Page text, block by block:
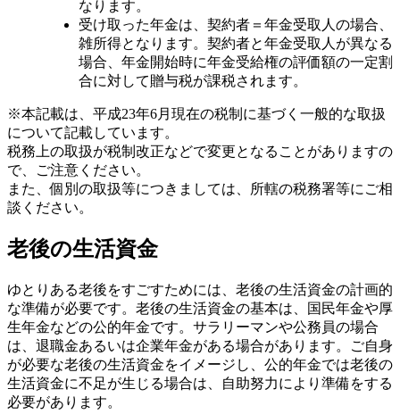
なります。
受け取った年金は、契約者＝年金受取人の場合、
雑所得となります。契約者と年金受取人が異なる
場合、年金開始時に年金受給権の評価額の一定割
合に対して贈与税が課税されます。
※本記載は、平成23年6月現在の税制に基づく一般的な取扱
について記載しています。
税務上の取扱が税制改正などで変更となることがありますの
で、ご注意ください。
また、個別の取扱等につきましては、所轄の税務署等にご相
談ください。
老後の生活資金
ゆとりある老後をすごすためには、老後の生活資金の計画的
な準備が必要です。老後の生活資金の基本は、国民年金や厚
生年金などの公的年金です。サラリーマンや公務員の場合
は、退職金あるいは企業年金がある場合があります。ご自身
が必要な老後の生活資金をイメージし、公的年金では老後の
生活資金に不足が生じる場合は、自助努力により準備をする
必要があります。